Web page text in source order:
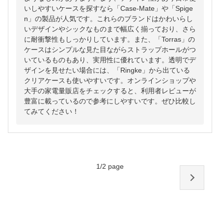
いしやすいケースを探すなら「Case-Mate」や「Spige
n」の製品が人気です。これらのブランドはかわいらし
いデザインやシックなものまで幅広く揃っており、さら
に耐衝撃性もしっかりしています。また、「Torras」の
ケースはシンプルな見た目ながらストラップホールがつ
いているものもあり、実用性に優れています。透明でデ
ザインを見せたい場合には、「Ringke」から出ている
クリアケースも使いやすいです。オンラインショップや
大手の家電量販店をチェックすると、利用者レビューが
豊富に載っているので参考にしやすいです。ぜひ比較し
てみてください！
1/2 page